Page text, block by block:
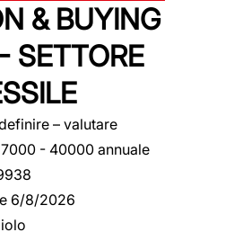
& BUYING
SETTORE
– valutare
- 40000 annuale
6/8/2026